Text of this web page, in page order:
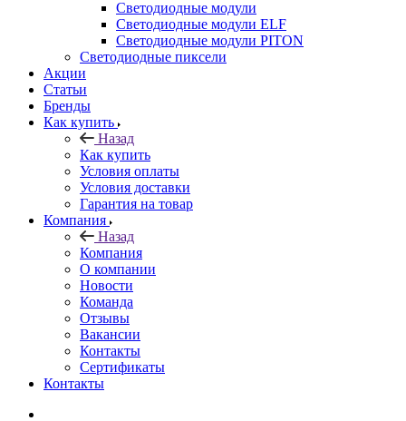
Светодиодные модули
Светодиодные модули ELF
Светодиодные модули PITON
Светодиодные пиксели
Акции
Статьи
Бренды
Как купить
Назад
Как купить
Условия оплаты
Условия доставки
Гарантия на товар
Компания
Назад
Компания
О компании
Новости
Команда
Отзывы
Вакансии
Контакты
Сертификаты
Контакты